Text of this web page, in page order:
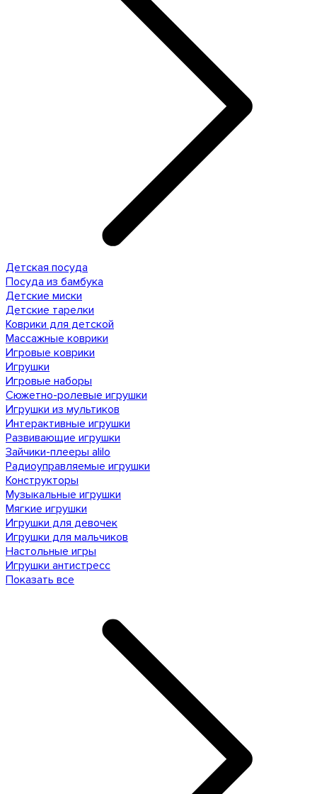
Детская посуда
Посуда из бамбука
Детские миски
Детские тарелки
Коврики для детской
Массажные коврики
Игровые коврики
Игрушки
Игровые наборы
Сюжетно-ролевые игрушки
Игрушки из мультиков
Интерактивные игрушки
Развивающие игрушки
Зайчики-плееры alilo
Радиоуправляемые игрушки
Конструкторы
Музыкальные игрушки
Мягкие игрушки
Игрушки для девочек
Игрушки для мальчиков
Настольные игры
Игрушки антистресс
Показать все